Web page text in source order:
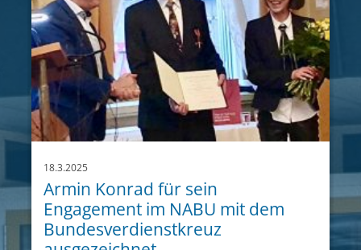
18.3.2025
Armin Konrad für sein
Engagement im NABU mit dem
Bundesverdienstkreuz